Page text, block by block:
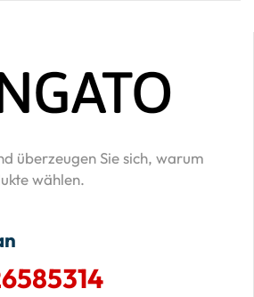
überzeugen Sie sich, warum
wählen.